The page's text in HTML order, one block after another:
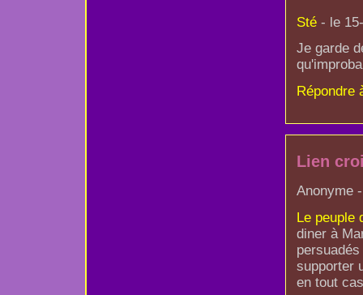
Sté- le
Je garde
Répondre
Lien
Anonyme
Le peuple
diner à
supporter
en tout